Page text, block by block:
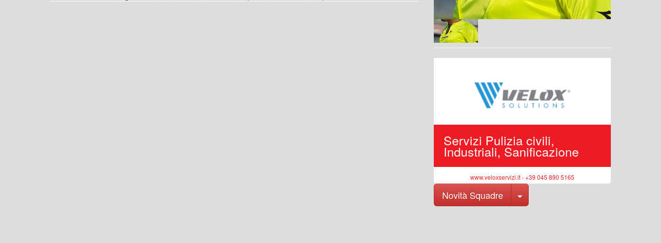
Servizi Pulizia civili,
Industriali, Sanificazione
www.veloxservizi.it - +39 045 890 5165
Novità Squadre Toggle Dropdown